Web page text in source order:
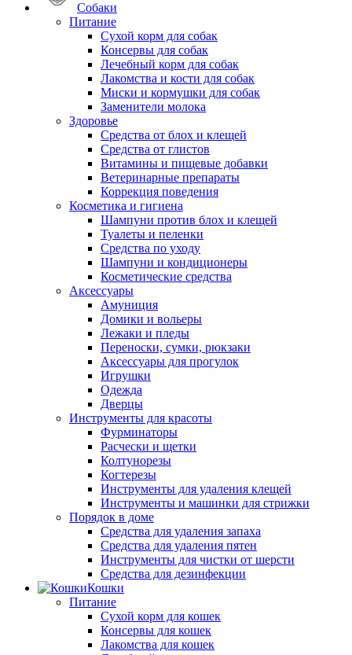
Собаки
Питание
Сухой корм для собак
Консервы для собак
Лечебный корм для собак
Лакомства и кости для собак
Миски и кормушки для собак
Заменители молока
Здоровье
Средства от блох и клещей
Средства от глистов
Витамины и пищевые добавки
Ветеринарные препараты
Коррекция поведения
Косметика и гигиена
Шампуни против блох и клещей
Туалеты и пеленки
Средства по уходу
Шампуни и кондиционеры
Косметические средства
Аксессуары
Амуниция
Домики и вольеры
Лежаки и пледы
Переноски, сумки, рюкзаки
Аксессуары для прогулок
Игрушки
Одежда
Дверцы
Инструменты для красоты
Фурминаторы
Расчески и щетки
Колтунорезы
Когтерезы
Инструменты для удаления клещей
Инструменты и машинки для стрижки
Порядок в доме
Средства для удаления запаха
Средства для удаления пятен
Инструменты для чистки от шерсти
Средства для дезинфекции
Кошки
Питание
Сухой корм для кошек
Консервы для кошек
Лакомства для кошек